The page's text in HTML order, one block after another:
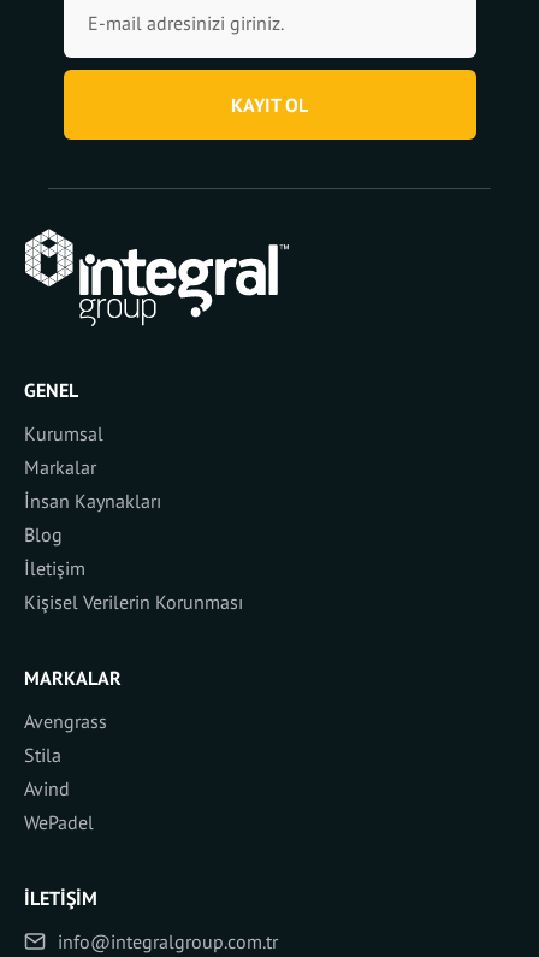
KAYIT OL
GENEL
Kurumsal
Markalar
İnsan Kaynakları
Blog
İletişim
Kişisel Verilerin Korunması
MARKALAR
Avengrass
Stila
Avind
WePadel
İLETIŞIM
info@integralgroup.com.tr